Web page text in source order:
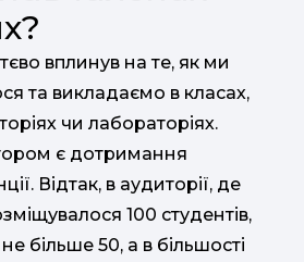
вплинув на те, як ми
та викладаємо в класах,
чи лабораторіях.
є дотримання
Відтак, в аудиторії, де
100 студентів,
більше 50, а в більшості